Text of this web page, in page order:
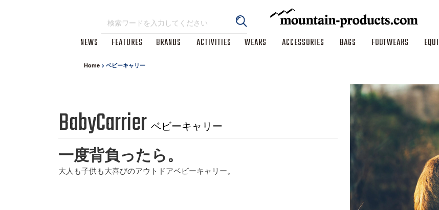
NEWS FEATURES BRANDS ACTIVITIES WEARS ACCESSORIES BAGS FOOTWEARS
Home > ベビーキャリー
BabyCarrier ベビーキャリー
一度背負ったら。
大人も子供も大喜びのアウトドアベビーキャリー。